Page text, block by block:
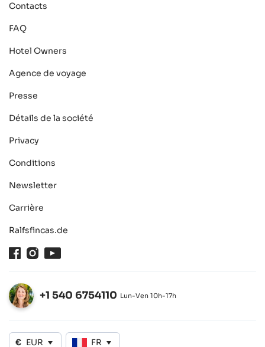
Contacts
FAQ
Hotel Owners
Agence de voyage
Presse
Détails de la société
Privacy
Conditions
Newsletter
Carrière
Ralfsfincas.de
FacebookInstagram
Ouvert
+1 540 6754110 Lun-Ven 10h-17h
€ EUR FR